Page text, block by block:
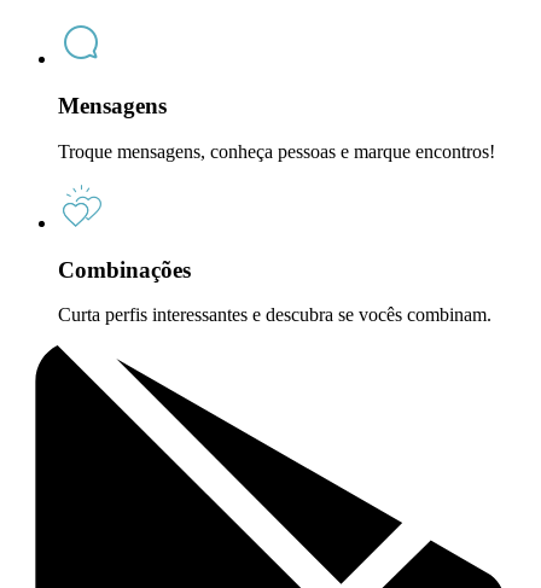
Mensagens
Troque mensagens, conheça pessoas e marque encontros!
Combinações
Curta perfis interessantes e descubra se vocês combinam.